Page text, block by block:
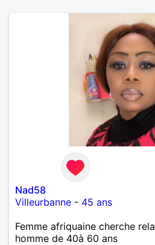
Nad58
Villeurbanne - 45 ans
Femme afriquaine cherche
homme de 40à 60 ans